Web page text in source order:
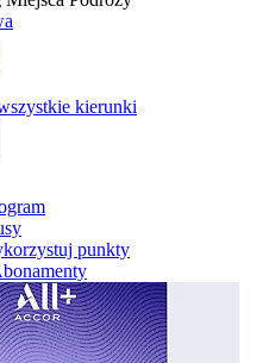
kierunki
punkty